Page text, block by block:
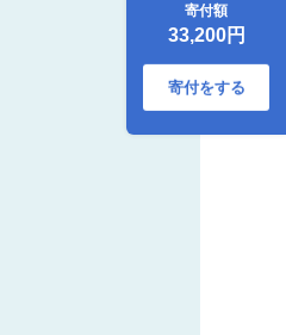
新/IB021-002)
寄付額
33,200円
寄付をする